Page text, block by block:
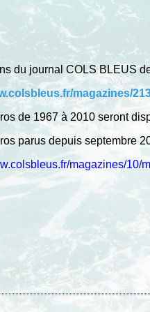
du journal COLS BLEUS
magazines/
de 1967 à 2010 seront
parus depuis septembre
magazines/10/